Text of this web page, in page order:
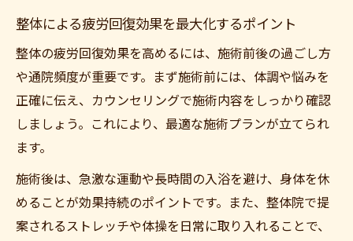
整体による疲労回復効果を最大化するポイント
整体の疲労回復効果を高めるには、施術前後の過ごし方
や通院頻度が重要です。まず施術前には、体調や悩みを
正確に伝え、カウンセリングで施術内容をしっかり確認
しましょう。これにより、最適な施術プランが立てられ
ます。
施術後は、急激な運動や長時間の入浴を避け、身体を休
めることが効果持続のポイントです。また、整体院で提
案されるストレッチや体操を日常に取り入れることで、